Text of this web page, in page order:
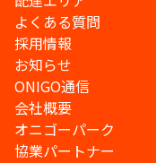
よくある質問
採用情報
お知らせ
ONIGO通信
会社概要
オニゴーパーク
協業パートナー